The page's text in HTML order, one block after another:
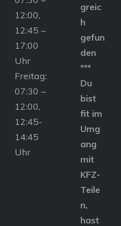
12:00,
12:45 –
17:00
Uhr
Freitag:
07:30 –
12:00,
12:45-
14:45
Uhr
greic
h
gefun
den
***
Du
bist
fit im
Umg
ang
mit
KFZ-
Teile
n,
hast